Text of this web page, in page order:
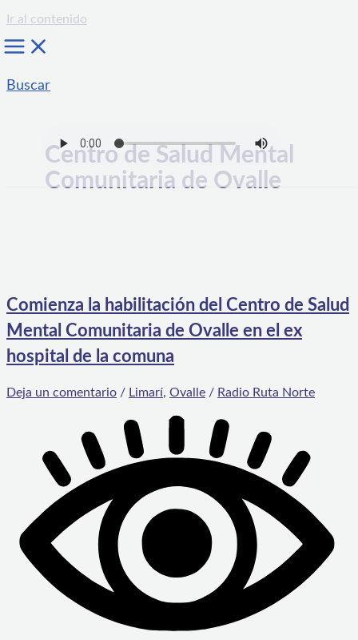
Ir al contenido
Buscar
Centro de Salud Mental
Comunitaria de Ovalle
Comienza la habilitación del Centro de Salud
Mental Comunitaria de Ovalle en el ex
hospital de la comuna
Deja un comentario / Limarí, Ovalle / Radio Ruta Norte